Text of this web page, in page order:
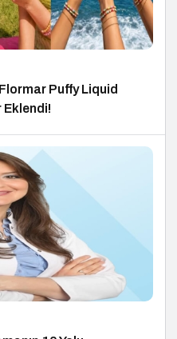
Puffy Liquid
Eklendi!